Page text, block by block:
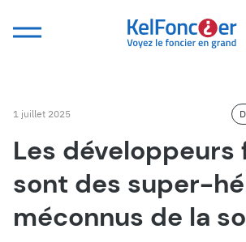
1 juillet 2025
Les développeurs
sont des super-
méconnus de la